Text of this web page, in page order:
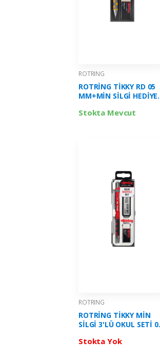
ROTRING
ROTRİNG TİKKY RD 05
MM+MİN SİLGİ
KK07-05-MANGO
Stokta Mevcut
ROTRING
ROTRİNG TİKKY MİN
SİLGİ 3'LÜ OKUL SETİ
07K
Stokta Yok